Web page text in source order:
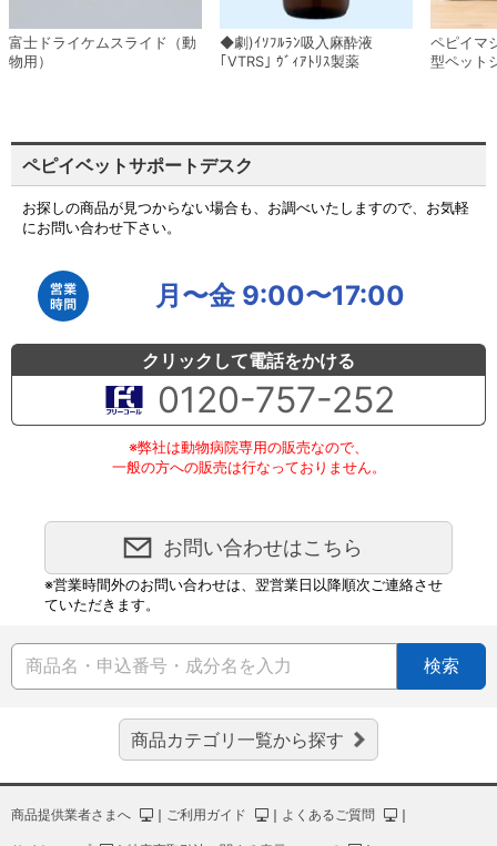
富士ドライケムスライド（動
物用）
◆劇)ｲｿﾌﾙﾗﾝ吸入麻酔液
｢VTRS｣ ｳﾞｨｱﾄﾘｽ製薬
ペピイマ
型ペット
ペピイベットサポートデスク
お探しの商品が見つからない場合も、お調べいたしますので、お気軽
にお問い合わせ下さい。
月〜金 9:00〜17:00
クリックして電話をかける
0120-757-252
※弊社は動物病院専用の販売なので、
一般の方への販売は行なっておりません。
お問い合わせはこちら
※営業時間外のお問い合わせは、翌営業日以降順次ご連絡させ
ていただきます。
検索
商品カテゴリ一覧から探す
商品提供業者さまへ ｜ ご利用ガイド ｜ よくあるご質問 ｜